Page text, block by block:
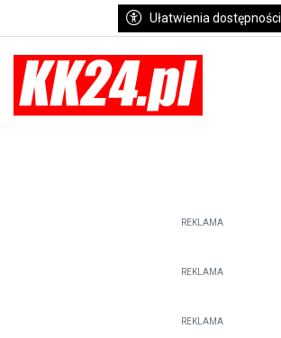
Ułatwienia dostępności
REKLAMA
REKLAMA
REKLAMA